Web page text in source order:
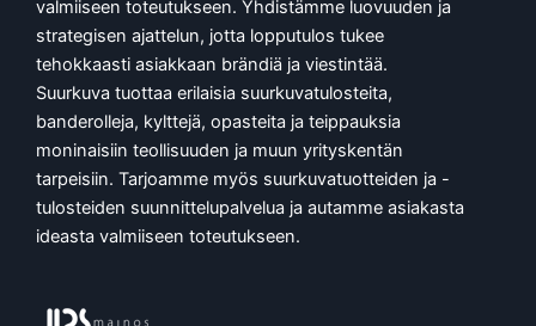
valmiiseen toteutukseen. Yhdistämme luovuuden ja
strategisen ajattelun, jotta lopputulos tukee
tehokkaasti asiakkaan brändiä ja viestintää.
Suurkuva tuottaa erilaisia suurkuvatulosteita,
banderolleja, kylttejä, opasteita ja teippauksia
moninaisiin teollisuuden ja muun yrityskentän
tarpeisiin. Tarjoamme myös suurkuvatuotteiden ja -
tulosteiden suunnittelupalvelua ja autamme asiakasta
ideasta valmiiseen toteutukseen.